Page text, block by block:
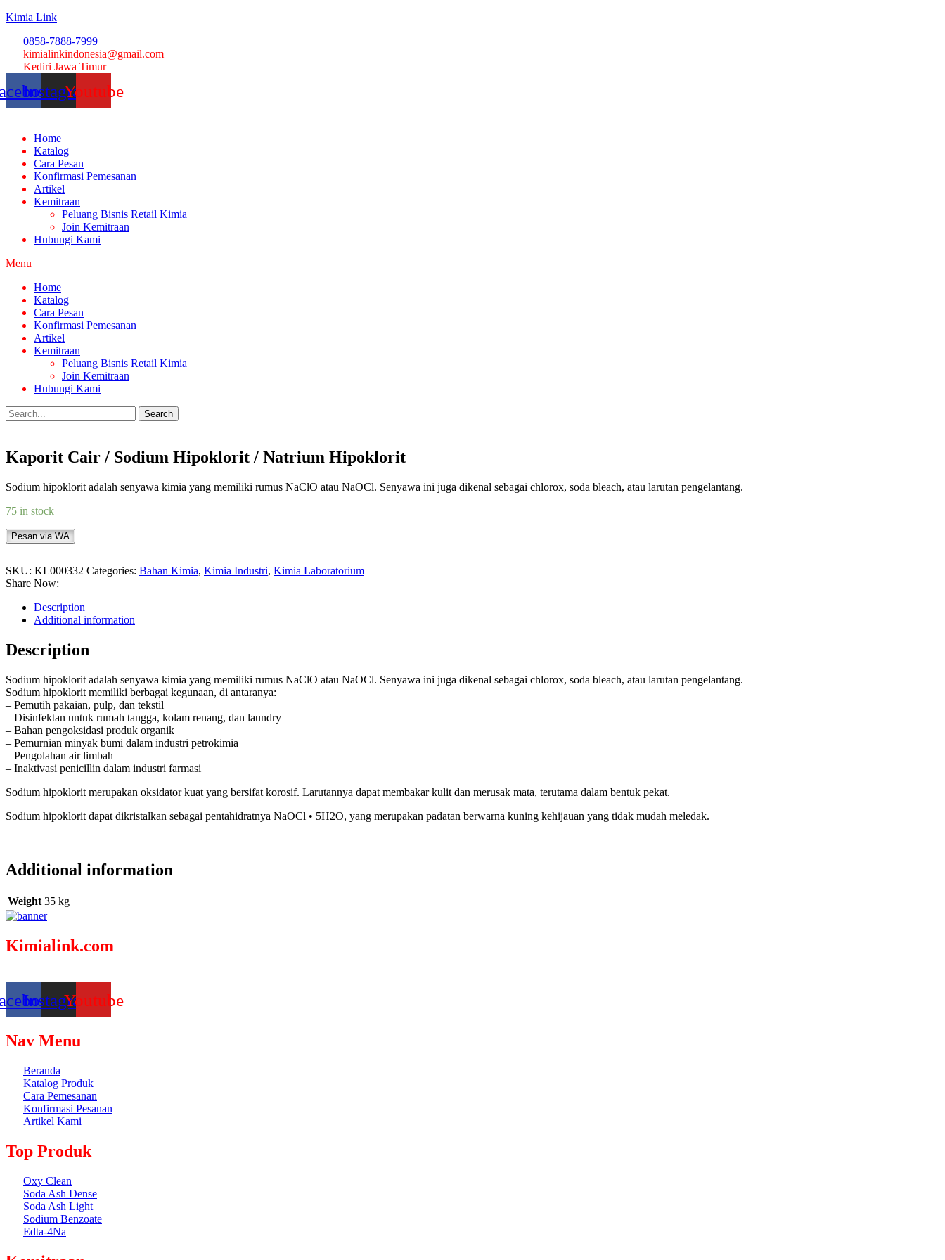
Kimia Link
0858-7888-7999
kimialinkindonesia@gmail.com
Kediri Jawa Timur
InstagramYoutube
Home
Katalog
Cara Pesan
Konfirmasi Pemesanan
Artikel
Kemitraan
Peluang Bisnis Retail Kimia
Join Kemitraan
Hubungi Kami
Menu
Home
Katalog
Cara Pesan
Konfirmasi Pemesanan
Artikel
Kemitraan
Peluang Bisnis Retail Kimia
Join Kemitraan
Hubungi Kami
Search
Kaporit Cair / Sodium Hipoklorit / Natrium Hipoklorit
Sodium hipoklorit adalah senyawa kimia yang memiliki rumus NaClO atau NaOCl. Senyawa ini juga dikenal sebagai chlorox, soda bleach, atau larutan pengelantang.
75 in stock
Pesan via WA
SKU: KL000332 Categories: Bahan Kimia, Kimia Industri, Kimia Laboratorium
Share Now:
Description
Additional information
Description
Sodium hipoklorit adalah senyawa kimia yang memiliki rumus NaClO atau NaOCl. Senyawa ini juga dikenal sebagai chlorox, soda bleach, atau larutan pengelantang.
Sodium hipoklorit memiliki berbagai kegunaan, di antaranya:
– Pemutih pakaian, pulp, dan tekstil
– Disinfektan untuk rumah tangga, kolam renang, dan laundry
– Bahan pengoksidasi produk organik
– Pemurnian minyak bumi dalam industri petrokimia
– Pengolahan air limbah
– Inaktivasi penicillin dalam industri farmasi
Sodium hipoklorit merupakan oksidator kuat yang bersifat korosif. Larutannya dapat membakar kulit dan merusak mata, terutama dalam bentuk pekat.
Sodium hipoklorit dapat dikristalkan sebagai pentahidratnya NaOCl • 5H2O, yang merupakan padatan berwarna kuning kehijauan yang tidak mudah meledak.
Additional information
Weight 35 kg
Kimialink.com
InstagramYoutube
Nav Menu
Beranda
Katalog Produk
Cara Pemesanan
Konfirmasi Pesanan
Artikel Kami
Top Produk
Oxy Clean
Soda Ash Dense
Soda Ash Light
Sodium Benzoate
Edta-4Na